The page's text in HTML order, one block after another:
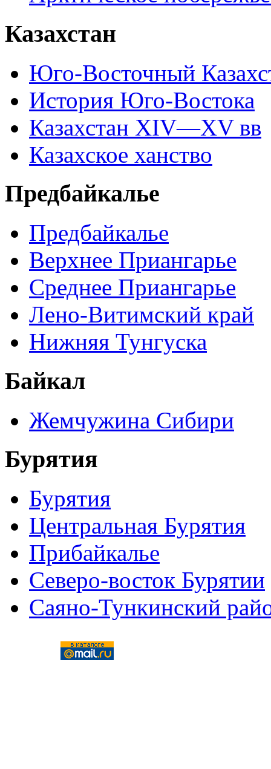
Казахстан
Юго-Восточный
История Юго-Востока
Казахстан XIV—XV вв
Казахское ханство
Предбайкалье
Предбайкалье
Верхнее Приангарье
Среднее Приангарье
Лено-Витимский край
Нижняя Тунгуска
Байкал
Жемчужина Сибири
Бурятия
Бурятия
Центральная Бурятия
Прибайкалье
Северо-восток Бурятии
Саяно-Тункинский